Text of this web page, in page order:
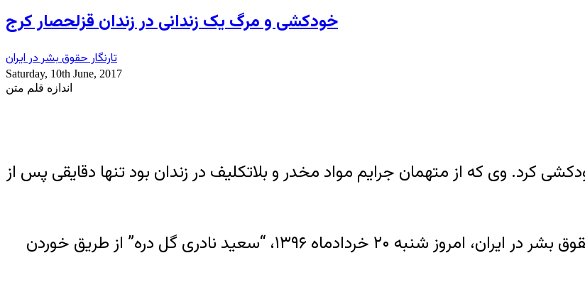
خودکشی و مرگ یک زندانی در زندان قزلحصار کرج
تارنگار حقوق بشر در ایران
Saturday, 10th June, 2017
اندازه قلم متن
کرد. وی که از متهمان جرایم مواد مخدر و بلاتکلیف در زندان بود تنها دقایقی پس از
به گزارش خبرگزاری هرانا، ارگان خبری مجموعه فعالان حقوق بشر در ایران، امروز شنبه ۲۰ خردادماه ۱۳۹۶، “سعید نادری گل دره” از طریق خوردن